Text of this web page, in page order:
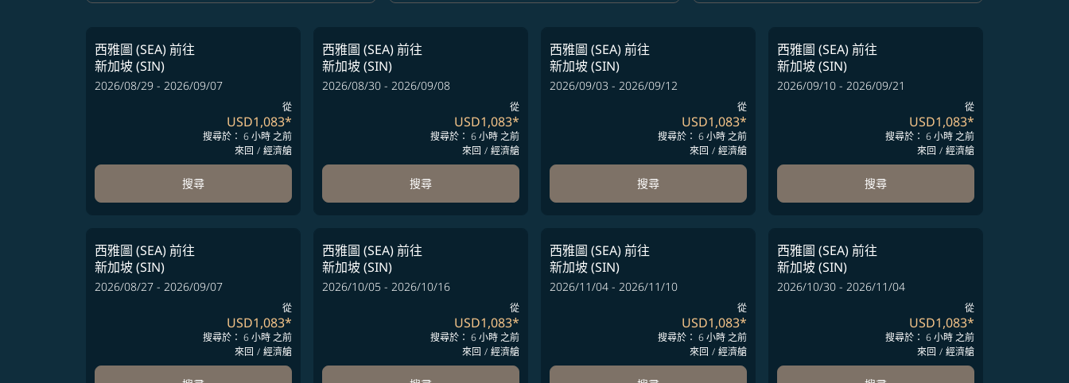
西雅圖 (SEA)前往
新加坡 (SIN)
2026/08/29 - 2026/09/07
從
USD1,083*
搜尋於： 6 小時 之前
來回 / 經濟艙
搜尋
西雅圖 (SEA)前往
新加坡 (SIN)
2026/08/30 - 2026/09/08
從
USD1,083*
搜尋於： 6 小時 之前
來回 / 經濟艙
搜尋
西雅圖 (SEA)前往
新加坡 (SIN)
2026/09/03 - 2026/09/12
從
USD1,083*
搜尋於： 6 小時 之前
來回 / 經濟艙
搜尋
西雅圖 (SEA)前往
新加坡 (SIN)
2026/09/10 - 2026/09/21
從
USD1,083*
搜尋於： 6 小時 之前
來回 / 經濟艙
搜尋
西雅圖 (SEA)前往
新加坡 (SIN)
2026/08/27 - 2026/09/07
從
USD1,083*
搜尋於： 6 小時 之前
來回 / 經濟艙
西雅圖 (SEA)前往
新加坡 (SIN)
2026/10/05 - 2026/10/16
從
USD1,083*
搜尋於： 6 小時 之前
來回 / 經濟艙
西雅圖 (SEA)前往
新加坡 (SIN)
2026/11/04 - 2026/11/10
從
USD1,083*
搜尋於： 6 小時 之前
來回 / 經濟艙
西雅圖 (SEA)前往
新加坡 (SIN)
2026/10/30 - 2026/11/04
從
USD1,083*
搜尋於： 6 小時 之前
來回 / 經濟艙